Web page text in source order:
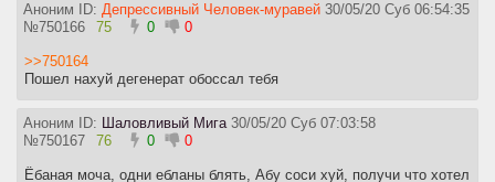
Аноним ID: Депрессивный Человек-муравей 30/05/20 Суб 06:54:35
№750166 75 0 0
>>750164
Пошел нахуй дегенерат обоссал тебя
Аноним ID: Шаловливый Мига 30/05/20 Суб 07:03:58
№750167 76 0 0
Ёбаная моча, одни ебланы блять, Абу соси хуй, получи что хотел